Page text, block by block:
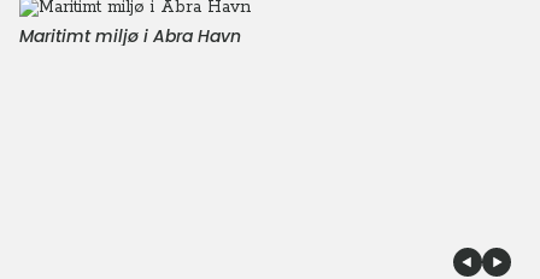
Maritimt miljø i Abra Havn